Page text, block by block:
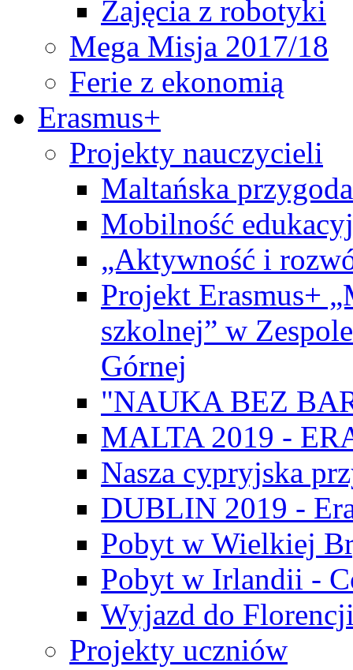
Zajęcia z robotyki
Mega Misja 2017/18
Ferie z ekonomią
Erasmus+
Projekty nauczycieli
Maltańska
Mobilność
„Aktywność i
Projekt Erasmus+
szkolnej” w
Górnej
"NAUKA BEZ
MALTA 2019 -
Nasza cypryjska
DUBLIN 2019 -
Pobyt w Wielkiej
Pobyt w Irlandii -
Wyjazd do
Projekty uczniów